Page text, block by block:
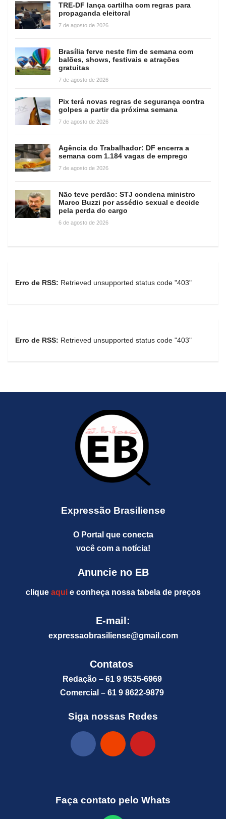
TRE-DF lança cartilha com regras para
propaganda eleitoral
7 de agosto de 2026
Brasília ferve neste fim de semana com
balões, shows, festivais e atrações
gratuitas
7 de agosto de 2026
Pix terá novas regras de segurança contra
golpes a partir da próxima semana
7 de agosto de 2026
Agência do Trabalhador: DF encerra a
semana com 1.184 vagas de emprego
7 de agosto de 2026
Não teve perdão: STJ condena ministro
Marco Buzzi por assédio sexual e decide
pela perda do cargo
6 de agosto de 2026
Erro de RSS: Retrieved unsupported status code "403"
Erro de RSS: Retrieved unsupported status code "403"
Expressão Brasiliense
O Portal que conecta
você com a notícia!
Anuncie no EB
clique aquie conheça nossa tabela de preços
E-mail:
expressaobrasiliense@gmail.com
Contatos
Redação – 61 9 9535-6969
Comercial – 61 9 8622-9879
Siga nossas Redes
Faça contato pelo Whats